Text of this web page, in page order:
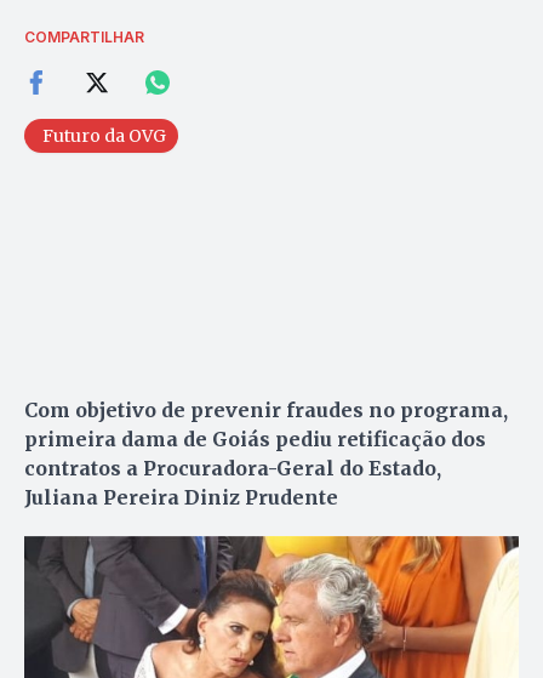
COMPARTILHAR
Futuro da OVG
Com objetivo de prevenir fraudes no programa,
primeira dama de Goiás pediu retificação dos
contratos a Procuradora-Geral do Estado,
Juliana Pereira Diniz Prudente